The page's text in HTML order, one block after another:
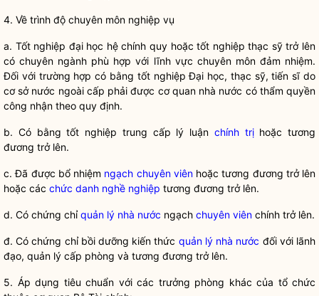
4. Về trình độ chuyên môn nghiệp vụ
a. Tốt nghiệp đại học hệ chính quy hoặc tốt nghiệp thạc sỹ trở lên
có chuyên ngành phù hợp với lĩnh vực chuyên môn đảm nhiệm.
Đối với trường hợp có bằng tốt nghiệp Đại học, thạc sỹ, tiến sĩ do
cơ sở nước ngoài cấp phải được cơ quan nhà nước có thẩm quyền
công nhận theo quy định.
b. Có bằng tốt nghiệp trung cấp lý luận chính trịhoặc tương
đương trở lên.
c. Đã được bổ nhiệm ngạch chuyên viênhoặc tương đương trở lên
hoặc các chức danh nghề nghiệp tương đương trở lên.
d. Có chứng chỉquản lý nhà nước ngạch chuyên viên chính trở lên.
đ. Có chứng chỉ bồi dưỡng kiến thức quản lý nhà nước đối với lãnh
đạo, quản lý cấp phòng và tương đương trở lên.
5. Áp dụng tiêu chuẩn với các trưởng phòng khác của tổ chức